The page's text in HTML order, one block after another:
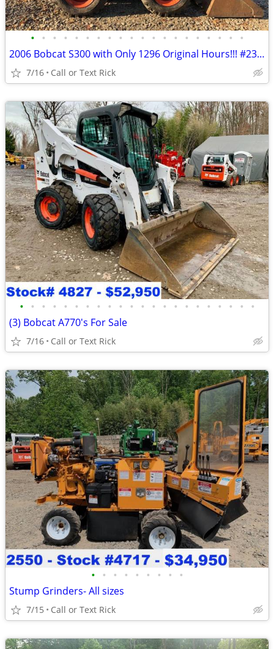
• • • • • • • • • • • • • • • • • • • •
2006 Bobcat S300 with Only 1296 Original Hours!!! #2375
7/16 Call or Text Rick
• • • • • • • • • • • • • • • • • • • • • •
(3) Bobcat A770's For Sale
7/16 Call or Text Rick
• • • • • • • • •
Stump Grinders- All sizes
7/15 Call or Text Rick